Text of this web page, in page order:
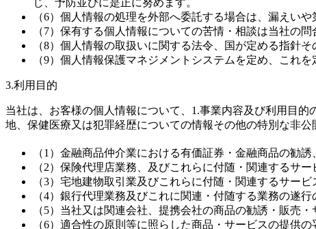
（6）個人情報の処理を外部へ委託する場合は、漏えい
（7）保有する個人情報についての苦情・相談は当社の
（8）個人情報の取扱いに関する法令、国が定める指針そ
（9）個人情報保護マネジメントシステムを定め、これ
3.利用目的
当社は、お客様の個人情報について、1.事業内容及び利用目
地、保健医療又は犯罪経歴についての情報その他の特別な非
（1）金融商品仲介業における有価証券・金融商品の勧
（2）保険代理店業務、及びこれらに付随・関連するサ
（3）宅地建物取引業及びこれらに付随・関連するサー
（4）銀行代理業務及びこれに関連・付随する業務の遂行
（5）当社又は関連会社、提携会社の商品の勧誘・販売
（6）適合性の原則等に照らした商品・サービスの提供